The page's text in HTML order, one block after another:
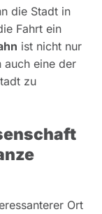
die Stadt in
Fahrt ein
ist nicht nur
auch eine der
zu
Ort